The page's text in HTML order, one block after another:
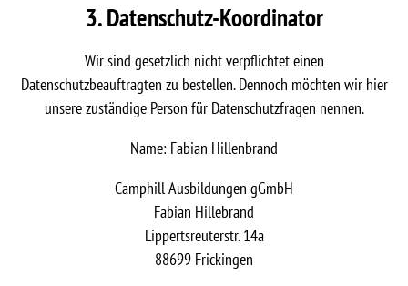
3. Datenschutz-Koordinator
Wir sind gesetzlich nicht verpflichtet einen
Datenschutzbeauftragten zu bestellen. Dennoch möchten wir hier
unsere zuständige Person für Datenschutzfragen nennen.
Name: Fabian Hillenbrand
Camphill Ausbildungen gGmbH
Fabian Hillebrand
Lippertsreuterstr. 14a
88699 Frickingen